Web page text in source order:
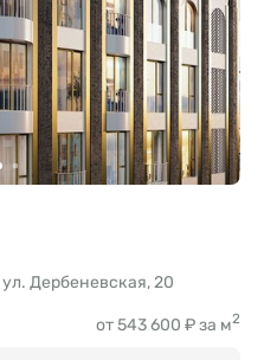
ул. Дербеневская,20
от 543 600 ₽ за м2